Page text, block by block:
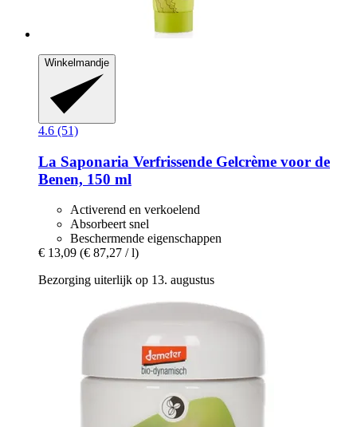
Winkelmandje
4.6 (51)
La Saponaria Verfrissende Gelcrème voor de
Benen, 150 ml
Activerend en verkoelend
Absorbeert snel
Beschermende eigenschappen
€ 13,09 (€ 87,27 / l)
Bezorging uiterlijk op 13. augustus